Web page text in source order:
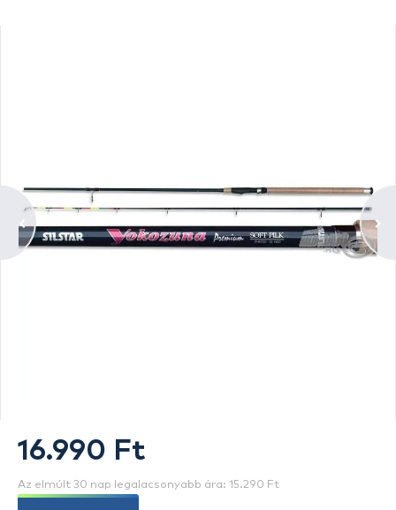
16.990 Ft
Az elmúlt 30 nap legalacsonyabb ára: 15.290 Ft